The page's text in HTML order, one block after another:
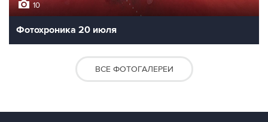
10
Фотохроника 20 июля
ВСЕ ФОТОГАЛЕРЕИ